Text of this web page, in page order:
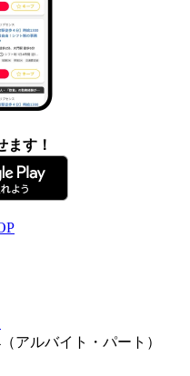
ます！
アルバイト・パート）